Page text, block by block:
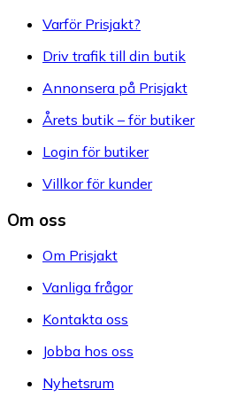
Varför Prisjakt?
Driv trafik till din butik
Annonsera på Prisjakt
Årets butik – för butiker
Login för butiker
Villkor för kunder
Om oss
Om Prisjakt
Vanliga frågor
Kontakta oss
Jobba hos oss
Nyhetsrum